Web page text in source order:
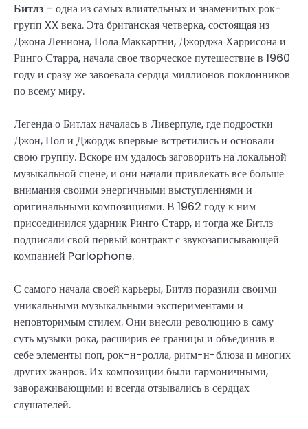
Битлз – одна из самых влиятельных и знаменитых рок-
групп XX века. Эта британская четверка, состоящая из
Джона Леннона, Пола Маккартни, Джорджа Харрисона и
Ринго Старра, начала свое творческое путешествие в 1960
году и сразу же завоевала сердца миллионов поклонников
по всему миру.
Легенда о Битлах началась в Ливерпуле, где подростки
Джон, Пол и Джордж впервые встретились и основали
свою группу. Вскоре им удалось заговорить на локальной
музыкальной сцене, и они начали привлекать все больше
внимания своими энергичными выступлениями и
оригинальными композициями. В 1962 году к ним
присоединился ударник Ринго Старр, и тогда же Битлз
подписали свой первый контракт с звукозаписывающей
компанией Parlophone.
С самого начала своей карьеры, Битлз поразили своими
уникальными музыкальными экспериментами и
неповторимым стилем. Они внесли революцию в саму
суть музыки рока, расширив ее границы и объединив в
себе элементы поп, рок-н-ролла, ритм-н-блюза и многих
других жанров. Их композиции были гармоничными,
завораживающими и всегда отзывались в сердцах
слушателей.